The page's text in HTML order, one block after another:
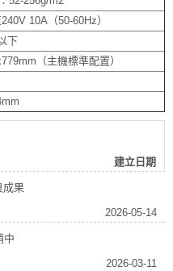
10A（50-60Hz）
下
（主機標準配置）
建立日期
成果
2026-05-14
中
2026-03-11